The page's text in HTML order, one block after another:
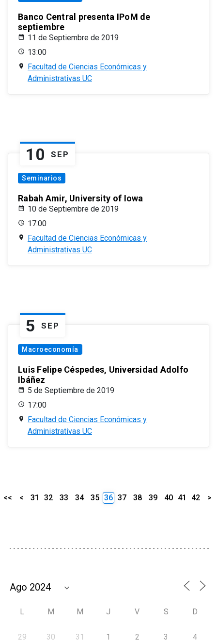
Banco Central presenta IPoM de
septiembre
11 de Septiembre de 2019
13:00
Facultad de Ciencias Económicas y
Administrativas UC
10 SEP
Seminarios
Rabah Amir, University of Iowa
10 de Septiembre de 2019
17:00
Facultad de Ciencias Económicas y
Administrativas UC
5 SEP
Macroeconomía
Luis Felipe Céspedes, Universidad Adolfo
Ibáñez
5 de Septiembre de 2019
17:00
Facultad de Ciencias Económicas y
Administrativas UC
<< < 31 32 33 34 35 36 37 38 39 40 41 42 >
L M M J V S D
29 30 31 1 2 3 4